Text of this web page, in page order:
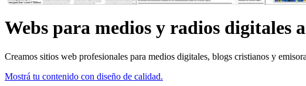
Webs para medios y radios digitales
Creamos sitios web profesionales para medios digitales, blogs cristianos y
Mostrá tu contenido con diseño de calidad.